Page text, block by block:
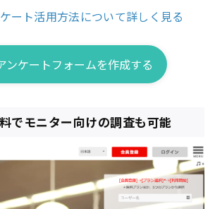
ート活用方法について詳しく見る
ンケートフォームを作成する
でモニター向けの調査も可能